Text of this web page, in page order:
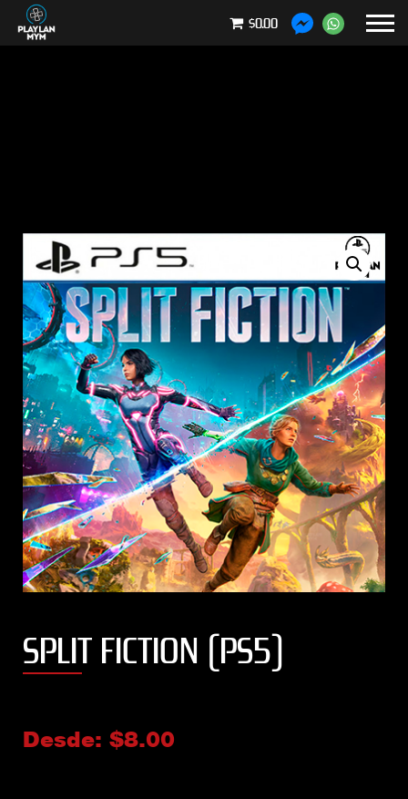
$0.00
SPLIT FICTION (PS5)
Desde: $8.00